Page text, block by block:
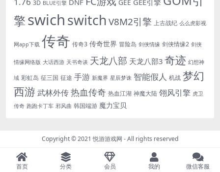
3D BLUE引擎 DNF GEE GEE引擎
擎swichswitchV8M2引擎 上古战纪 么么虎影视
网app下载 传奇 传奇3 传奇世界 冒险岛 剑侠情缘 剑侠情缘2 剑侠
情缘网络版 大话西游 天书奇谈 天龙八部 天龙八部3 奇迹 幻想神
域 彩虹岛 征三国 征途 手游 新魔界 星辰梦诛 智能假人 机战 梦幻
西游 武林外传热血传奇 热血江湖 神魔大陆 翎风引擎 虎卫
传奇 跑跑卡丁车 邪风曲 韩国端游 魔力宝贝
Copyright © 2021悦游游戏网 - All rights reserved
首页 分类 会员 我的 微信客服